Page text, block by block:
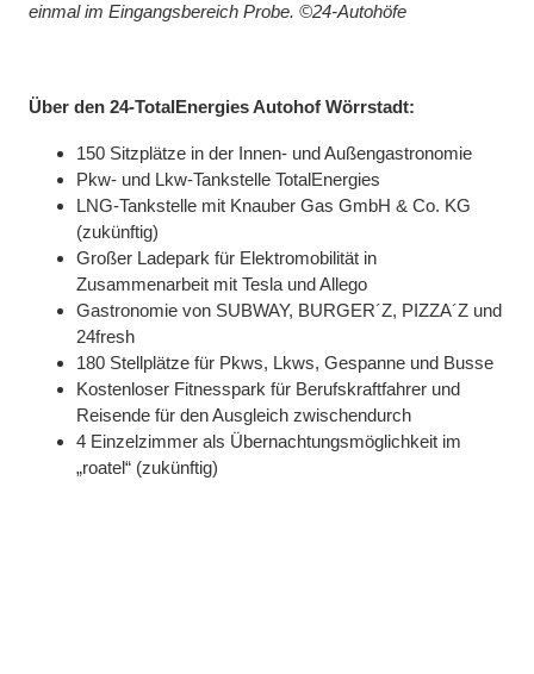
einmal im Eingangsbereich Probe. ©24-Autohöfe
Über den 24-TotalEnergies Autohof Wörrstadt:
150 Sitzplätze in der Innen- und Außengastronomie
Pkw- und Lkw-Tankstelle TotalEnergies
LNG-Tankstelle mit Knauber Gas GmbH & Co. KG
(zukünftig)
Großer Ladepark für Elektromobilität in
Zusammenarbeit mit Tesla und Allego
Gastronomie von SUBWAY, BURGER´Z, PIZZA´Z und
24fresh
180 Stellplätze für Pkws, Lkws, Gespanne und Busse
Kostenloser Fitnesspark für Berufskraftfahrer und
Reisende für den Ausgleich zwischendurch
4 Einzelzimmer als Übernachtungsmöglichkeit im
„roatel“ (zukünftig)